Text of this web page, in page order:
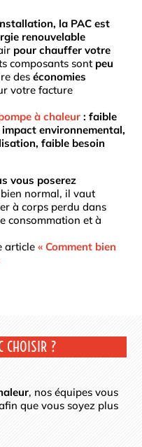
la PAC est
renouvelable
pour chauffer votre
composants sont peu
deséconomies
votre facture
à chaleur : faible
environnemental,
faible besoin
vous poserez
bien normal, il vaut
à corps perdu dans
consommation et à
article« Comment bien
CHOISIR ?
, nos équipes vous
que vous soyez plus